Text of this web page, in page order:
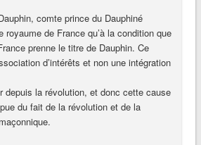
comte prince du Dauphiné
royaume de France qu’à la condition que
prenne le titre de Dauphin. Ce
d’intérêts et non une intégration
depuis la révolution, et donc cette cause
du fait de la révolution et de la